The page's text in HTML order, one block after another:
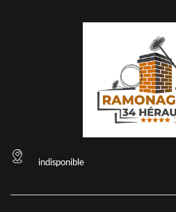
indisponible